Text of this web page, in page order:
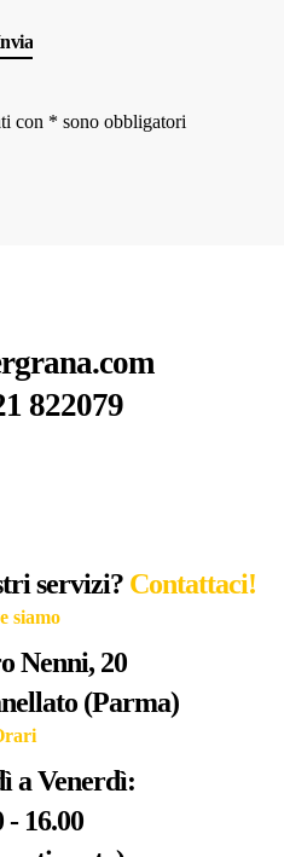
con * sono obbligatori
822079
servizi? Contattaci!
siamo
Nenni, 20
(Parma)
a Venerdì:
- 16.00